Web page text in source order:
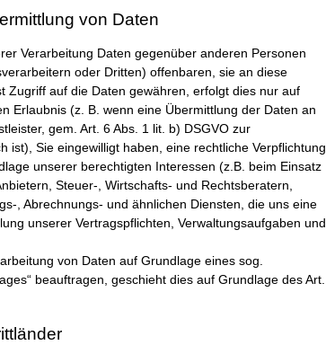
von Daten
Verarbeitung Daten gegenüber anderen Personen
oder Dritten) offenbaren, sie an diese
Zugriff auf die Daten gewähren, erfolgt dies nur auf
Erlaubnis (z. B. wenn eine Übermittlung der Daten an
gem. Art. 6 Abs. 1 lit. b) DSGVO zur
ist), Sie eingewilligt haben, eine rechtliche Verpflichtung
unserer berechtigten Interessen (z.B. beim Einsatz
Steuer-, Wirtschafts- und Rechtsberatern,
, Abrechnungs- und ähnlichen Diensten, die uns eine
unserer Vertragspflichten, Verwaltungsaufgaben und
von Daten auf Grundlage eines sog.
beauftragen, geschieht dies auf Grundlage des Art.